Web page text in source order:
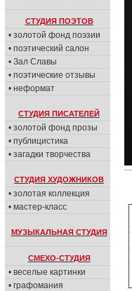
СТУДИЯ ПОЭТОВ
• золотой фонд поэзии
• поэтический салон
• Зал Славы
• поэтические отзывы
• неформат
СТУДИЯ ПИСАТЕЛЕЙ
• золотой фонд прозы
• публицистика
• загадки творчества
СТУДИЯ ХУДОЖНИКОВ
• золотая коллекция
• мастер-класс
МУЗЫКАЛЬНАЯ СТУДИЯ
СМЕХО-СТУДИЯ
• веселые картинки
• графомания